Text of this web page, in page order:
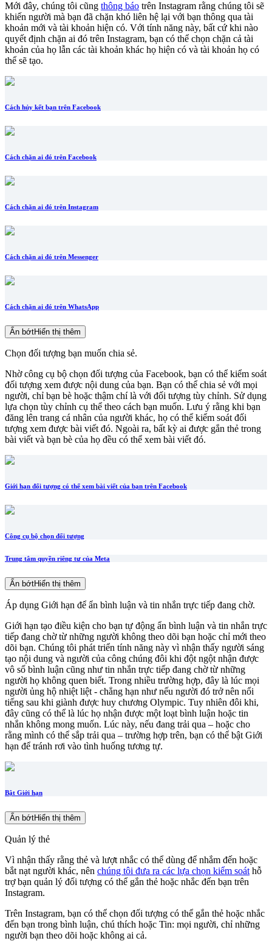
Mới đây, chúng tôi cũng thông báo trên Instagram rằng chúng tôi sẽ
khiến người mà bạn đã chặn khó liên hệ lại với bạn thông qua tài
khoản mới và tài khoản hiện có. Với tính năng này, bất cứ khi nào
quyết định chặn ai đó trên Instagram, bạn có thể chọn chặn cả tài
khoản của họ lẫn các tài khoản khác họ hiện có và tài khoản họ có
thể sẽ tạo.
Cách hủy kết bạn trên Facebook
Cách chặn ai đó trên Facebook
Cách chặn ai đó trên Instagram
Cách chặn ai đó trên Messenger
Cách chặn ai đó trên WhatsApp
Ẩn bớtHiển thị thêm
Chọn đối tượng bạn muốn chia sẻ.
Nhờ công cụ bộ chọn đối tượng của Facebook, bạn có thể kiểm soát
đối tượng xem được nội dung của bạn. Bạn có thể chia sẻ với mọi
người, chỉ bạn bè hoặc thậm chí là với đối tượng tùy chỉnh. Sử dụng
lựa chọn tùy chỉnh cụ thể theo cách bạn muốn. Lưu ý rằng khi bạn
đăng lên trang cá nhân của người khác, họ có thể kiểm soát đối
tượng xem được bài viết đó. Ngoài ra, bất kỳ ai được gắn thẻ trong
bài viết và bạn bè của họ đều có thể xem bài viết đó.
Giới hạn đối tượng có thể xem bài viết của bạn trên Facebook
Công cụ bộ chọn đối tượng
Trung tâm quyền riêng tư của Meta
Ẩn bớtHiển thị thêm
Áp dụng Giới hạn để ẩn bình luận và tin nhắn trực tiếp đang chờ.
Giới hạn tạo điều kiện cho bạn tự động ẩn bình luận và tin nhắn trực
tiếp đang chờ từ những người không theo dõi bạn hoặc chỉ mới theo
dõi bạn. Chúng tôi phát triển tính năng này vì nhận thấy người sáng
tạo nội dung và người của công chúng đôi khi đột ngột nhận được
vô số bình luận cũng như tin nhắn trực tiếp đang chờ từ những
người họ không quen biết. Trong nhiều trường hợp, đây là lúc mọi
người ủng hộ nhiệt liệt - chẳng hạn như nếu người đó trở nên nổi
tiếng sau khi giành được huy chương Olympic. Tuy nhiên đôi khi,
đây cũng có thể là lúc họ nhận được một loạt bình luận hoặc tin
nhắn không mong muốn. Lúc này, nếu đang trải qua – hoặc cho
rằng mình có thể sắp trải qua – trường hợp trên, bạn có thể bật Giới
hạn để tránh rơi vào tình huống tương tự.
Bật Giới hạn
Ẩn bớtHiển thị thêm
Quản lý thẻ
Vì nhận thấy rằng thẻ và lượt nhắc có thể dùng để nhắm đến hoặc
bắt nạt người khác, nên chúng tôi đưa ra các lựa chọn kiểm soát hỗ
trợ bạn quản lý đối tượng có thể gắn thẻ hoặc nhắc đến bạn trên
Instagram.
Trên Instagram, bạn có thể chọn đối tượng có thể gắn thẻ hoặc nhắc
đến bạn trong bình luận, chú thích hoặc Tin: mọi người, chỉ những
người bạn theo dõi hoặc không ai cả.